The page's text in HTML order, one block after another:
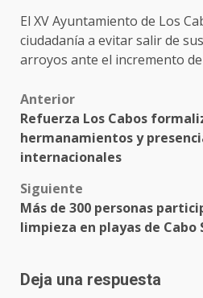
El XV Ayuntamiento de Los
ciudadanía a evitar salir de
arroyos ante el incremento
Post
navigation
Anterior
Refuerza Los Cabos
hermanamientos y
internacionales
Siguiente
Más de 300 personas
limpieza en playas de Cabo
Deja una respuesta